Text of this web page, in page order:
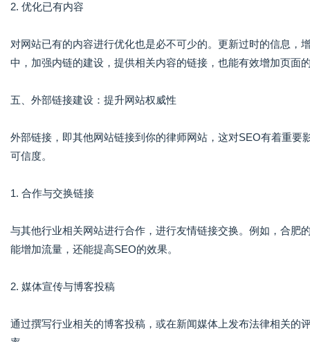
2. 优化已有内容
对网站已有的内容进行优化也是必不可少的。更新过时的信息
中，加强内链的建设，提供相关内容的链接，也能有效增加页面
五、外部链接建设：提升网站权威性
外部链接，即其他网站链接到你的律师网站，这对SEO有着重
可信度。
1. 合作与交换链接
与其他行业相关网站进行合作，进行友情链接交换。例如，合肥
能增加流量，还能提高SEO的效果。
2. 媒体宣传与博客投稿
通过撰写行业相关的博客投稿，或在新闻媒体上发布法律相关的